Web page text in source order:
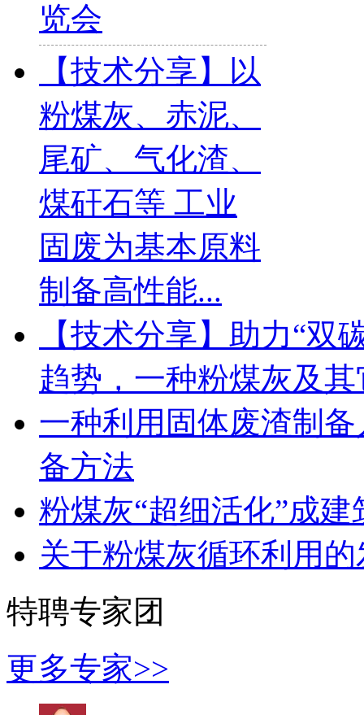
览会
【技术分享】以
粉煤灰、赤泥、
尾矿、气化渣、
煤矸石等 工业
固废为基本原料
制备高性能...
【技术分享】助力“双
趋势，一种粉煤灰及
一种利用固体废渣制
备方法
粉煤灰“超细活化”成建
关于粉煤灰循环利用
特聘专家团
更多专家>>